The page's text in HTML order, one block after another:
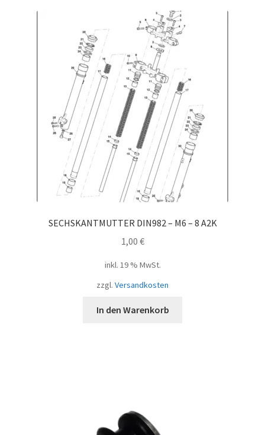
SECHSKANTMUTTER DIN982 – M6 – 8 A2K
1,00 €
inkl. 19 % MwSt.
zzgl. Versandkosten
In den Warenkorb